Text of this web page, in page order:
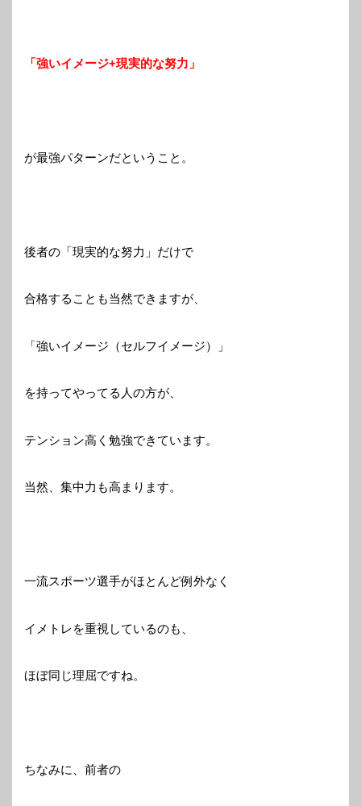
「強いイメージ+現実的な努力」
が最強パターンだということ。
後者の「現実的な努力」だけで
合格することも当然できますが、
「強いイメージ（セルフイメージ）」
を持ってやってる人の方が、
テンション高く勉強できています。
当然、集中力も高まります。
一流スポーツ選手がほとんど例外なく
イメトレを重視しているのも、
ほぼ同じ理屈ですね。
ちなみに、前者の